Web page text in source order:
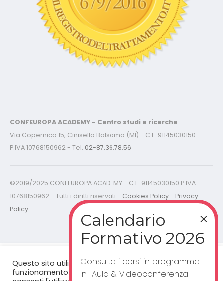
CONFEUROPA ACADEMY - Centro studi e ricerche
Via Copernico 15, Cinisello Balsamo (MI) - C.F. 91145030150 -
P.IVA 10768150962 - Tel. 02-87.36.78.56
©2019/2025 CONFEUROPA ACADEMY - C.F. 91145030150 P.IVA
10768150962 - Tutti i diritti riservati - Cookies Policy - Privacy
Policy
Questo sito utilizza cookie per un corretto
funzionamento del sito web. Cliccando "accetta”,
Consulta i corsi in programma
in Aula & Videoconferenza